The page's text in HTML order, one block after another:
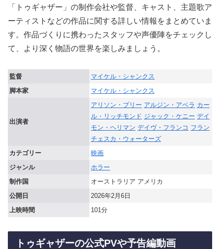
「トゥギャザー」の制作会社や監督、キャスト、主題歌ア
ーティストなどの作品に関する詳しい情報をまとめていま
す。作品づくりに携わったスタッフや声優陣をチェックし
て、より深く物語の世界を楽しみましょう。
監督
マイケル・シャンクス
脚本家
マイケル・シャンクス
出演者
アリソン・ブリー アルジン・アベラ カー
ル・リッチモンド ジャック・ケニー デイ
モン・ヘリマン デイヴ・フランコ フラン
チェスカ・ウォーターズ
カテゴリー
映画
ジャンル
ホラー
制作国
オーストラリア アメリカ
公開日
2026年2月6日
上映時間
101分
トゥギャザーの公式PVや予告編動画